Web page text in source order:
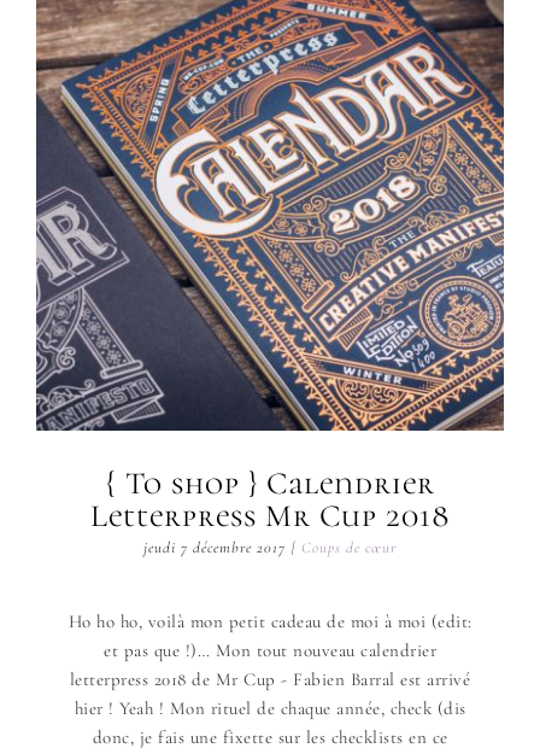
{ To shop } Calendrier
Letterpress Mr Cup 2018
jeudi 7 décembre 2017 | Coups de cœur
Ho ho ho, voilà mon petit cadeau de moi à moi (edit:
et pas que !)… Mon tout nouveau calendrier
letterpress 2018 de Mr Cup - Fabien Barral est arrivé
hier ! Yeah ! Mon rituel de chaque année, check (dis
donc, je fais une fixette sur les checklists en ce